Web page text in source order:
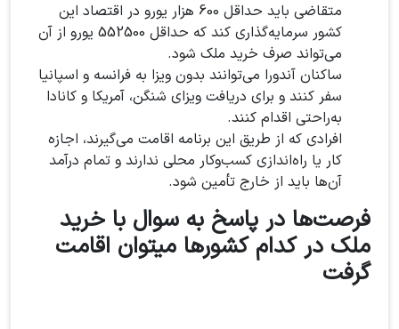
متقاضی باید حداقل 600 هزار یورو در اقتصاد این
کشور سرمایه‌گذاری کند که حداقل 552500 یورو از آن
می‌تواند صرف خرید ملک شود.
ساکنان آندورا می‌توانند بدون ویزا به فرانسه و اسپانیا
سفر کنند و برای دریافت ویزای شنگن، آمریکا و کانادا
به‌راحتی اقدام کنند.
افرادی که از طریق این برنامه اقامت می‌گیرند، اجازه
کار یا راه‌اندازی کسب‌وکار محلی ندارند و تمام درآمد
آن‌ها باید از خارج تأمین شود.
فرصت‌ها در پاسخ به سوال با خرید
ملک در کدام کشورها میتوان اقامت
گرفت